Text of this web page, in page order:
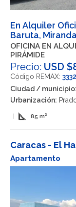
En Alquiler
Baruta,
OFICINA EN ALQUILER - CENTRO
PIRÁMIDE
Precio: USD
Código REMAX:
Ciudad / municipio:
Urbanización:
square_foot 85 m²
Caracas - El
Apartamento